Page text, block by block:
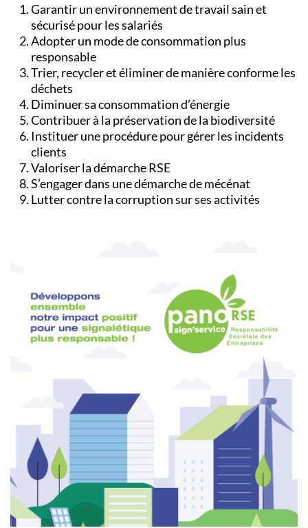
Garantir un environnement de travail sain et
sécurisé pour les salariés
Adopter un mode de consommation plus
responsable
Trier, recycler et éliminer de manière conforme les
déchets
Diminuer sa consommation d’énergie
Contribuer à la préservation de la biodiversité
Instituer une procédure pour gérer les incidents
clients
Valoriser la démarche RSE
S’engager dans une démarche de mécénat
Lutter contre la corruption sur ses activités